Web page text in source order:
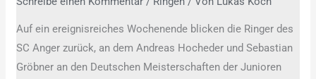
Auf ein ereignisreiches Wochenende blicken die Ringer des
SC Anger zurück, an dem Andreas Hocheder und Sebastian
Gröbner an den Deutschen Meisterschaften der Junioren